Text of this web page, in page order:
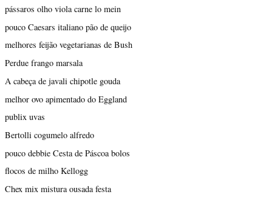
pássaros olho viola carne lo mein
pouco Caesars italiano pão de queijo
melhores feijão vegetarianas de Bush
Perdue frango marsala
A cabeça de javali chipotle gouda
melhor ovo apimentado do Eggland
publix uvas
Bertolli cogumelo alfredo
pouco debbie Cesta de Páscoa bolos
flocos de milho Kellogg
Chex mix mistura ousada festa